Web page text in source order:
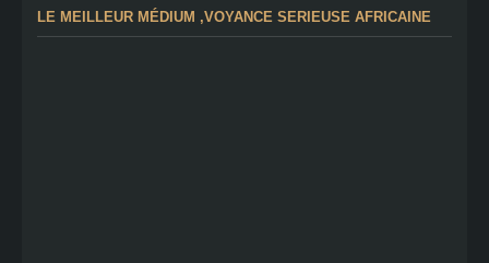
LE MEILLEUR MÉDIUM ,VOYANCE SERIEUSE AFRICAINE